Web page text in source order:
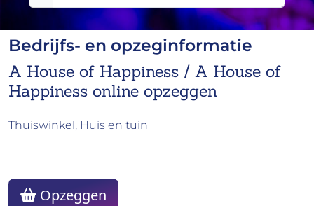
Bedrijfs- en opzeginformatie
A House of Happiness / A House of
Happiness online opzeggen
Thuiswinkel, Huis en tuin
Opzeggen